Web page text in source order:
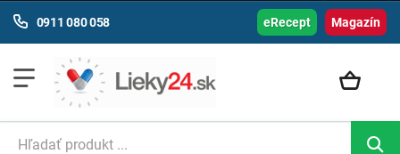
Magazín
0911 080 058 eRecept